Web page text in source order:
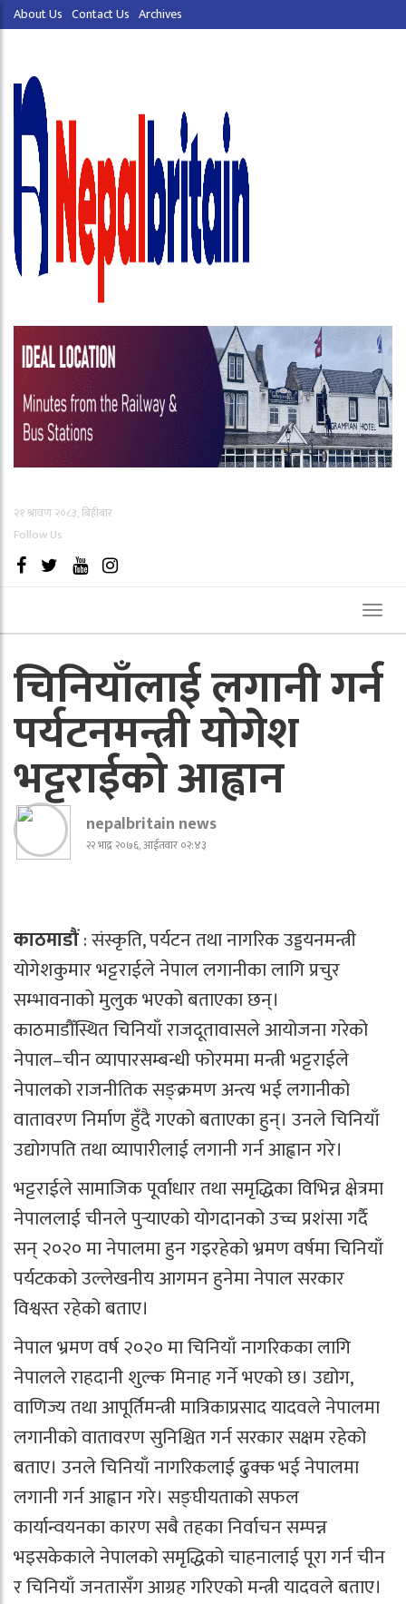
About Us Contact Us Archives
२१ श्रावण २०८३, बिहीबार
Follow Us
चिनियाँलाई लगानी गर्न
पर्यटनमन्त्री योगेश
भट्टराईको आह्वान
nepalbritain news
२२ भाद्र २०७६, आईतवार ०२:४३
काठमाडौं: संस्कृति, पर्यटन तथा नागरिक उड्डयनमन्त्री
योगेशकुमार भट्टराईले नेपाल लगानीका लागि प्रचुर
सम्भावनाको मुलुक भएको बताएका छन्।
काठमाडौँस्थित चिनियाँ राजदूतावासले आयोजना गरेको
नेपाल–चीन व्यापारसम्बन्धी फोरममा मन्त्री भट्टराईले
नेपालको राजनीतिक सङ्क्रमण अन्त्य भई लगानीको
वातावरण निर्माण हुँदै गएको बताएका हुन्। उनले चिनियाँ
उद्योगपति तथा व्यापारीलाई लगानी गर्न आह्वान गरे।
भट्टराईले सामाजिक पूर्वाधार तथा समृद्धिका विभिन्न क्षेत्रमा
नेपाललाई चीनले पुर्‍याएको योगदानको उच्च प्रशंसा गर्दै
सन् २०२० मा नेपालमा हुन गइरहेको भ्रमण वर्षमा चिनियाँ
पर्यटकको उल्लेखनीय आगमन हुनेमा नेपाल सरकार
विश्वस्त रहेको बताए।
नेपाल भ्रमण वर्ष २०२० मा चिनियाँ नागरिकका लागि
नेपालले राहदानी शुल्क मिनाह गर्ने भएको छ। उद्योग,
वाणिज्य तथा आपूर्तिमन्त्री मात्रिकाप्रसाद यादवले नेपालमा
लगानीको वातावरण सुनिश्चित गर्न सरकार सक्षम रहेको
बताए। उनले चिनियाँ नागरिकलाई ढुक्क भई नेपालमा
लगानी गर्न आह्वान गरे। सङ्घीयताको सफल
कार्यान्वयनका कारण सबै तहका निर्वाचन सम्पन्न
भइसकेकाले नेपालको समृद्धिको चाहनालाई पूरा गर्न चीन
र चिनियाँ जनतासँग आग्रह गरिएको मन्त्री यादवले बताए।